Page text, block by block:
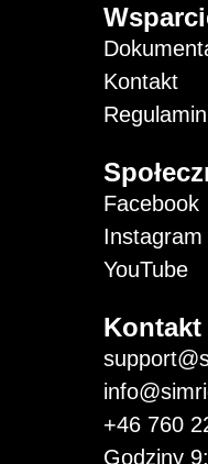
Kontakt
Regulamin
Facebook
Instagram
YouTube
Kontakt
+46 760
Godziny